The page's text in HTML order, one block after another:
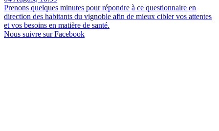
Prenons quelques minutes pour répondre à ce questionnaire en
direction des habitants du vignoble afin de mieux cibler vos attentes
et vos besoins en matière de santé.
Nous suivre sur Facebook